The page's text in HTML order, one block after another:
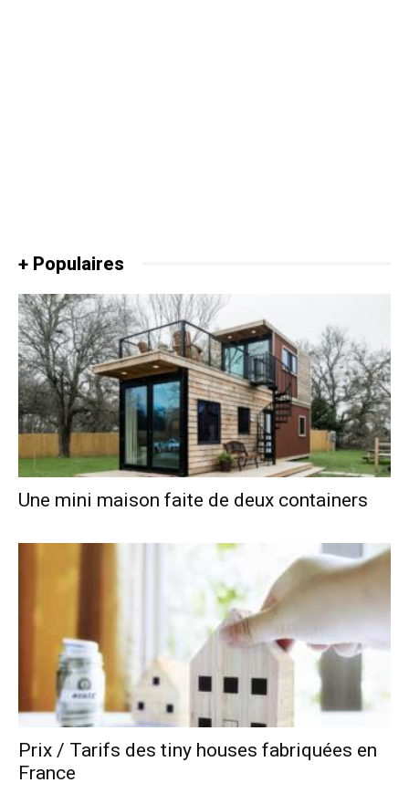
+ Populaires
Une mini maison faite de deux containers
Prix / Tarifs des tiny houses fabriquées en
France